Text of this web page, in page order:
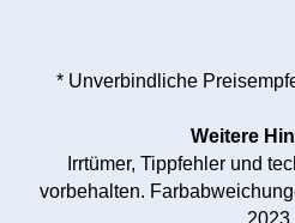
* Unverbindliche
Weitere
Irrtümer, Tippfehler und
vorbehalten.
2023